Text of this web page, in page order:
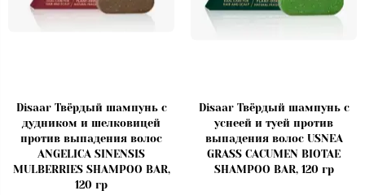
Disaar Твёрдый шампунь с
дудником и шелковицей
против выпадения волос
ANGELICA SINENSIS
MULBERRIES SHAMPOO BAR,
120 гр
Disaar Твёрдый шампунь с
уснеей и туей против
выпадения волос USNEA
GRASS CACUMEN BIOTAE
SHAMPOO BAR, 120 гр